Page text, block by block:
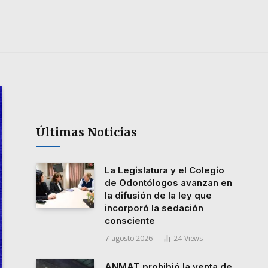
Últimas Noticias
La Legislatura y el Colegio
de Odontólogos avanzan en
la difusión de la ley que
incorporó la sedación
consciente
7 agosto 2026 24 Views